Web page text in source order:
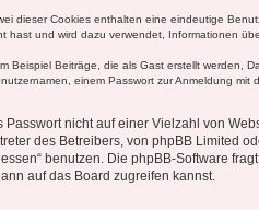
dieser Cookies enthalten eine eindeutige
hast und wird dazu verwendet, Informationen
Beiträge, die als Gast erstellt werden,
einem Passwort zur Anmeldung mit
nicht auf einer Vielzahl von
des Betreibers, von phpBB Limited
benutzen. Die phpBB-Software
auf das Board zugreifen kannst.